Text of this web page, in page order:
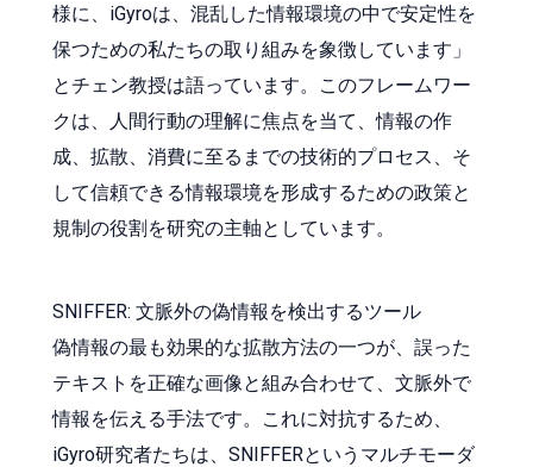
様に、iGyroは、混乱した情報環境の中で安定性を
保つための私たちの取り組みを象徴しています」
とチェン教授は語っています。このフレームワー
クは、人間行動の理解に焦点を当て、情報の作
成、拡散、消費に至るまでの技術的プロセス、そ
して信頼できる情報環境を形成するための政策と
規制の役割を研究の主軸としています。
SNIFFER: 文脈外の偽情報を検出するツール
偽情報の最も効果的な拡散方法の一つが、誤った
テキストを正確な画像と組み合わせて、文脈外で
情報を伝える手法です。これに対抗するため、
iGyro研究者たちは、SNIFFERというマルチモーダ